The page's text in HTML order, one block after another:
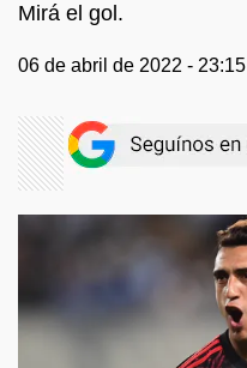
Mirá el gol.
06 de abril de 2022 - 23:15